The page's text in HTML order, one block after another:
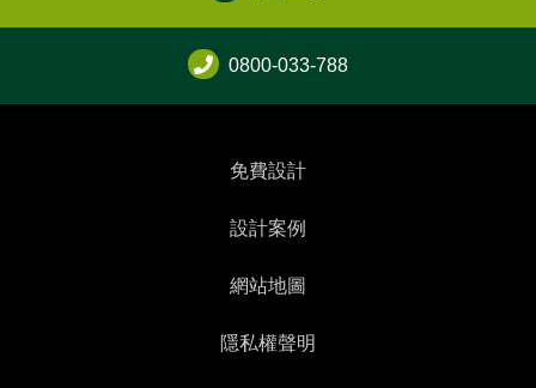
0800-033-788
免費設計
設計案例
網站地圖
隱私權聲明